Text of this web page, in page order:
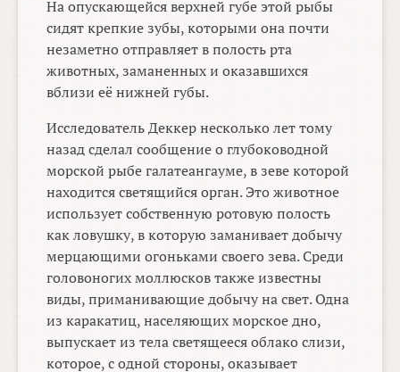
На опускающейся верхней губе этой рыбы
сидят крепкие зубы, которыми она почти
незаметно отправляет в полость рта
животных, заманенных и оказавшихся
вблизи её нижней губы.
Исследователь Деккер несколько лет тому
назад сделал сообщение о глубоководной
морской рыбе галатеангауме, в зеве которой
находится светящийся орган. Это животное
использует собственную ротовую полость
как ловушку, в которую заманивает добычу
мерцающими огоньками своего зева. Среди
головоногих моллюсков также известны
виды, приманивающие добычу на свет. Одна
из каракатиц, населяющих морское дно,
выпускает из тела светящееся облако слизи,
которое, с одной стороны, оказывает